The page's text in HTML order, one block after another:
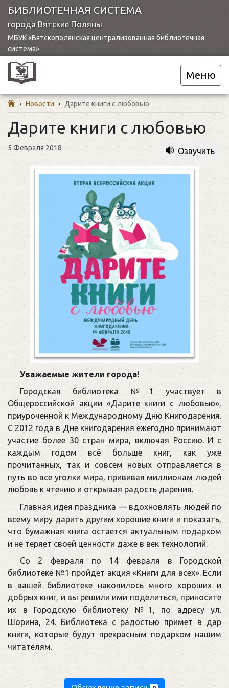
БИБЛИОТЕЧНАЯ СИСТЕМА
города Вятские Поляны
МБУК «Вятскополянская централизованная библиотечная
система»
Меню
› Новости › Дарите книги с любовью
Дарите книги с любовью
5 Февраля 2018 Озвучить
Уважаемые жители города!
Городская библиотека №1 участвует в
Общероссийской акции «Дарите книги с любовью»,
приуроченной к Международному Дню Книгодарения.
С 2012 года в Дне книгодарения ежегодно принимают
участие более 30 стран мира, включая Россию. И с
каждым годом всё больше книг, как уже
прочитанных, так и совсем новых отправляется в
путь во все уголки мира, прививая миллионам людей
любовь к чтению и открывая радость дарения.
Главная идея праздника — вдохновлять людей по
всему миру дарить другим хорошие книги и показать,
что бумажная книга остается актуальным подарком
и не теряет своей ценности даже в век технологий.
Со 2 февраля по 14 февраля в Городской
библиотеке №1 пройдет акция «Книги для всех». Если
в вашей библиотеке накопилось много хороших и
добрых книг, и вы решили ими поделиться, приносите
их в Городскую библиотеку №1, по адресу ул.
Шорина, 24. Библиотека с радостью примет в дар
книги, которые будут прекрасным подарком нашим
читателям.